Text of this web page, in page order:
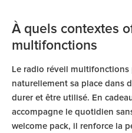
À quels contextes
multifonctions
Le radio réveil
naturellement sa place dans
durer et être utilisé. En
accompagne le quotidien
welcome pack, il renforce la